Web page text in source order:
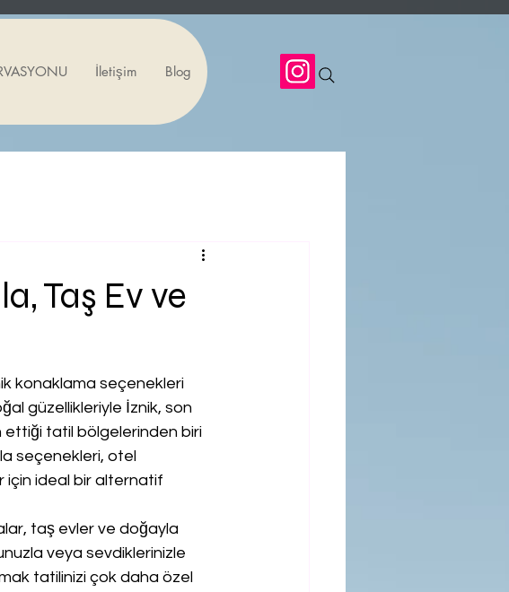
İletişim Blog
Taş Ev ve
konaklama seçenekleri
güzellikleriyle İznik, son
ettiği tatil bölgelerinden biri
seçenekleri, otel
için ideal bir alternatif
taş evler ve doğayla
veya sevdiklerinizle
tatilinizi çok daha özel